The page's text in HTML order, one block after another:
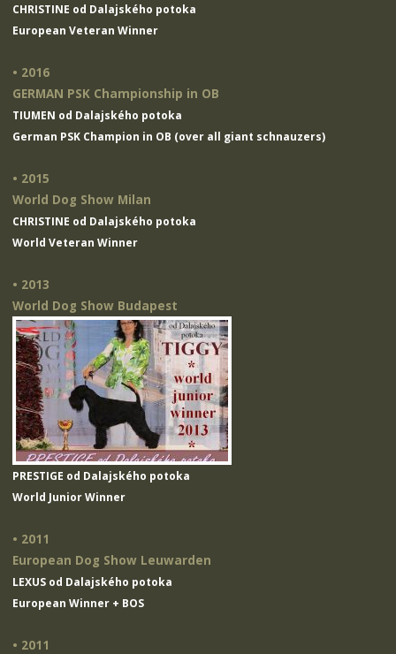
CHRISTINE od Dalajského potoka
European Veteran Winner
• 2016
GERMAN PSK Championship in OB
TIUMEN od Dalajského potoka
German PSK Champion in OB (over all giant schnauzers)
• 2015
World Dog Show Milan
CHRISTINE od Dalajského potoka
World Veteran Winner
• 2013
World Dog Show Budapest
PRESTIGE od Dalajského potoka
World Junior Winner
• 2011
European Dog Show Leuwarden
LEXUS od Dalajského potoka
European Winner + BOS
• 2011